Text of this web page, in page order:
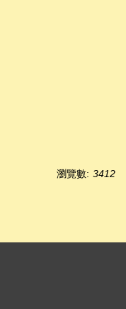
瀏覽數: 3412